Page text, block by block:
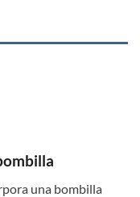
una bombilla